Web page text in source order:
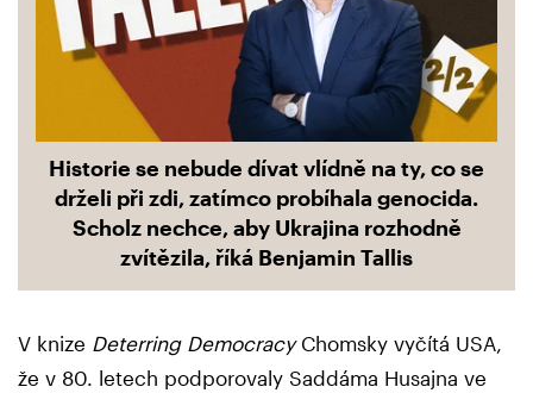
Historie se nebude dívat vlídně na ty, co se
drželi při zdi, zatímco probíhala genocida.
Scholz nechce, aby Ukrajina rozhodně
zvítězila, říká Benjamin Tallis
V knize Deterring Democracy Chomsky vyčítá USA,
že v 80. letech podporovaly Saddáma Husajna ve